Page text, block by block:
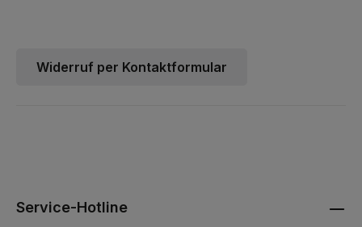
Widerruf per Kontaktformular
Service-Hotline